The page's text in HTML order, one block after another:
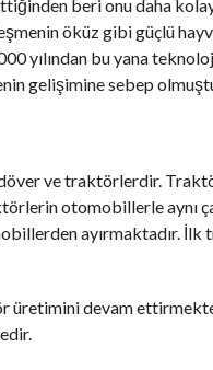
beri onu daha
öküz gibi güçlü
yılından bu yana
gelişimine sebep
ve traktörlerdir.
otomobillerle aynı
ayırmaktadır. İlk
üretimini devam